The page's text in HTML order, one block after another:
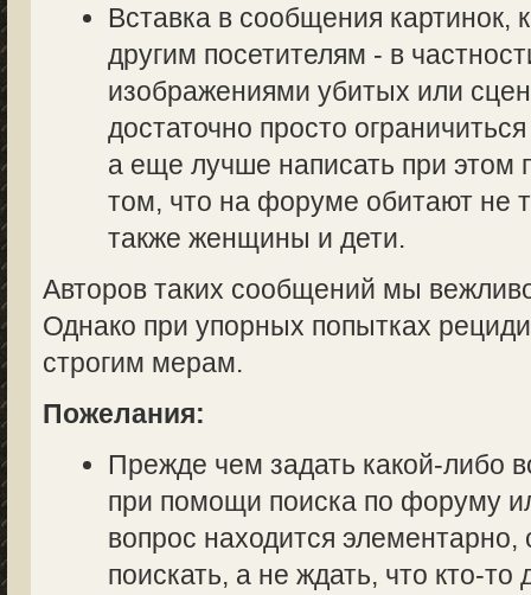
Вставка в сообщения картинок,
другим посетителям - в
изображениями убитых или
достаточно просто
а еще лучше написать при этом
том, что на форуме обитают не
также женщины и дети.
Авторов таких сообщений мы
Однако при упорных попытках
строгим мерам.
Пожелания:
Прежде чем задать какой-либо
при помощи поиска по форуму
вопрос находится элементарно,
поискать, а не ждать, что кто-то